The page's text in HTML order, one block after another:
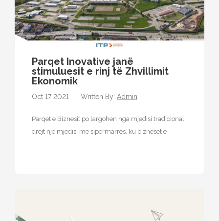
Parqet Inovative janë
stimuluesit e rinj të Zhvillimit
Ekonomik
Oct 17 2021 Written By: Admin
Parqet e Biznesit po largohen nga mjedisi tradicional
drejt një mjedisi më sipërmarrës, ku bizneset e